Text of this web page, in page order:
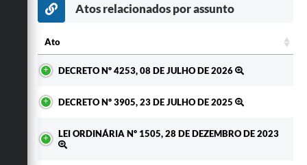
Atos relacionados por assunto
Ato
DECRETO Nº 4253, 08 DE JULHO DE 2026
DECRETO Nº 3905, 23 DE JULHO DE 2025
LEI ORDINÁRIA Nº 1505, 28 DE DEZEMBRO DE 2023